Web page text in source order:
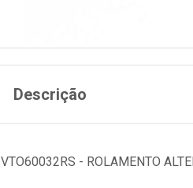
Descrição
VTO60032RS - ROLAMENTO